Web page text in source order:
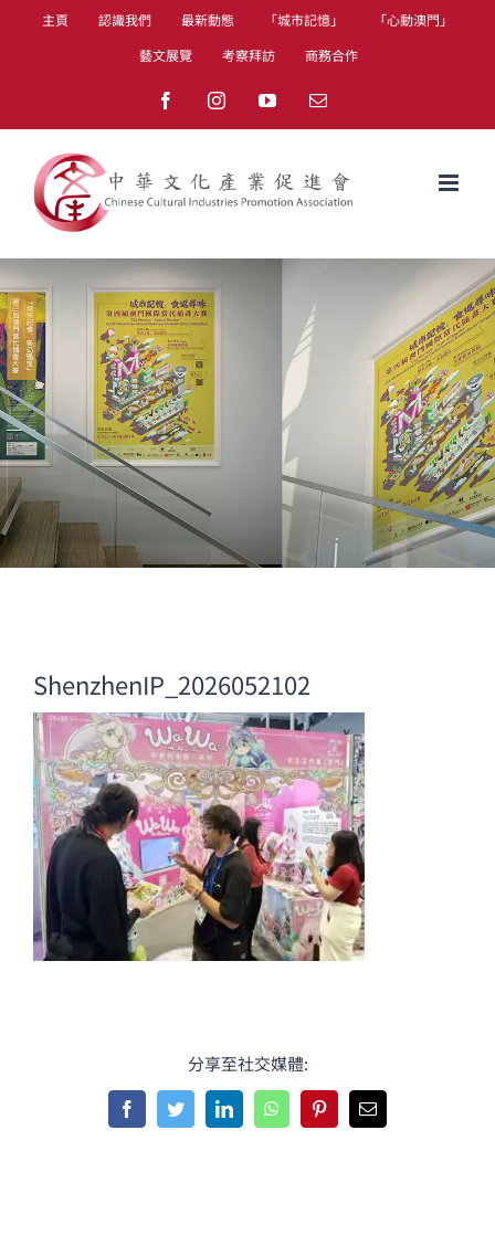
主頁 認識我們 最新動態 「城市記憶」
「心動澳門」
藝文展覽
考察拜訪 商務合作
FacebookInstagramYouTubeEmail
ShenzhenIP_2026052102
分享至社交媒體:
FacebookTwitterLinkedInWhatsAppPinterestEmail